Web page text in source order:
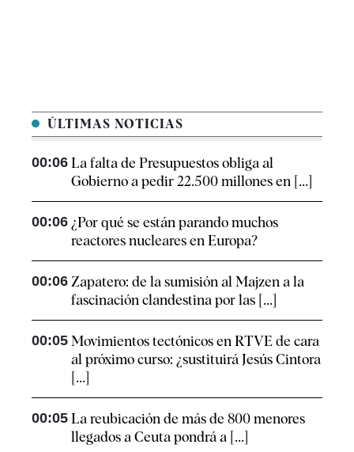
ÚLTIMAS NOTICIAS
00:06 La falta de Presupuestos obliga al
Gobierno a pedir 22.500 millones en [...]
00:06 ¿Por qué se están parando muchos
reactores nucleares en Europa?
00:06 Zapatero: de la sumisión al Majzen a la
fascinación clandestina por las [...]
00:05 Movimientos tectónicos en RTVE de cara
al próximo curso: ¿sustituirá Jesús Cintora
[...]
00:05 La reubicación de más de 800 menores
llegados a Ceuta pondrá a [...]